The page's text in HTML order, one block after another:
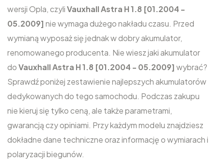
wersji Opla, czyliVauxhall Astra H 1.8 [01.2004 -
05.2009] nie wymaga dużego nakładu czasu. Przed
wymianą wyposaż się jednak w dobry akumulator,
renomowanego producenta. Nie wiesz jaki akumulator
doVauxhall Astra H 1.8 [01.2004 - 05.2009] wybrać?
Sprawdź poniżej zestawienie najlepszych akumulatorów
dedykowanych do tego samochodu. Podczas zakupu
nie kieruj się tylko ceną, ale także parametrami,
gwarancją czy opiniami. Przy każdym modelu znajdziesz
dokładne dane techniczne oraz informację o wymiarach i
polaryzacji biegunów.